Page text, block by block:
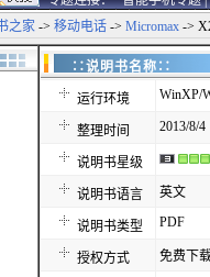
之家 -> 移动电话 -> Micromax ->
∷说明书名
运行环境 WinXP/
整理时间 2013/8/4
说明书星级
说明书语言 英文
说明书类型 PDF
授权方式 免费下